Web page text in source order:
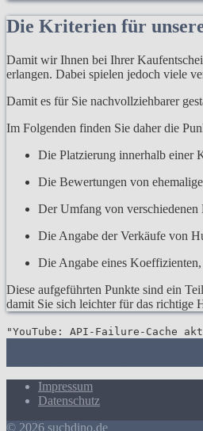
Die Kriterien für
Damit wir Ihnen bei Ihrer
erlangen. Dabei spielen jedoch viele
Damit es für Sie nachvollziehbarer
Im Folgenden finden Sie daher die
Die Platzierung innerhalb einer
Die Bewertungen von
Der Umfang von
Die Angabe der Verkäufe von
Die Angabe eines
Diese aufgeführten Punkte sind ein
damit Sie sich leichter für das richtige
"YouTube: API-Failure-Cache
Impressum
Datenschutz
© 2026 suchdino.de